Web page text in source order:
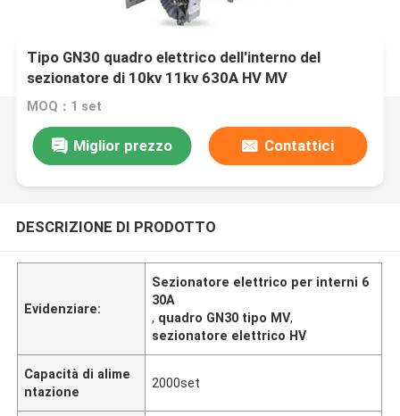
Tipo GN30 quadro elettrico dell'interno del
sezionatore di 10kv 11kv 630A HV MV
MOQ：1 set
Miglior prezzo Contattici
DESCRIZIONE DI PRODOTTO
Evidenziare:
Sezionatore elettrico per interni 6
30A
, quadro GN30 tipo MV,
sezionatore elettrico HV
Capacità di alime
ntazione
2000set